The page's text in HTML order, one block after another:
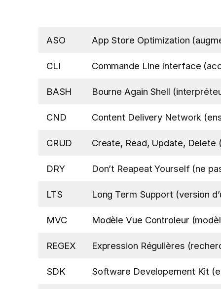
ASO App Store Optimization
CLI Commande Line Interface
BASH Bourne Again Shell
CND Content Delivery Network
CRUD Create, Read, Update,
DRY Don’t Reapeat Yourself (ne
LTS Long Term Support (version
MVC Modèle Vue Controleur
REGEX Expression Régulières
SDK Software Developement Kit